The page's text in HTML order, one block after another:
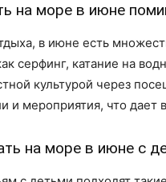
на море в июне
в июне есть
серфинг, катание на
культурой через
и мероприятия, что
на море в июне с